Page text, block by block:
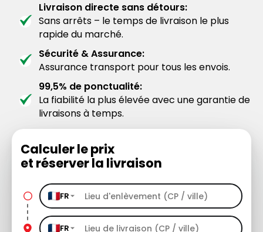
Livraison directe sans détours:
Sans arrêts – le temps de livraison le plus
rapide du marché.
Sécurité & Assurance:
Assurance transport pour tous les envois.
99,5% de ponctualité:
La fiabilité la plus élevée avec une garantie de
livraisons à temps.
Calculer le prix
et réserver la livraison
FR
FR